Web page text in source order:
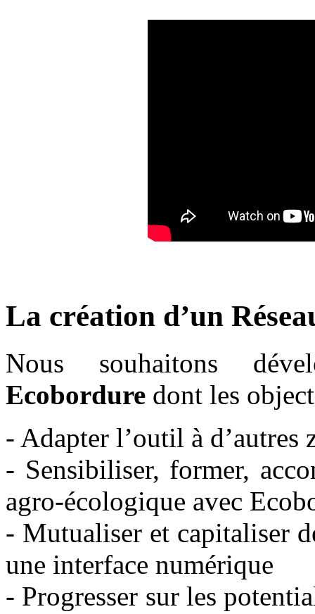
La création d’un
Nous souhaitons
Ecobordure dont les
- Adapter l’outil à d’autres
- Sensibiliser, former,
agro-écologique avec
- Mutualiser et capitaliser
une interface numérique
- Progresser sur les